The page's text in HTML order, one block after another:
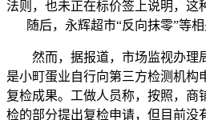
法则，也未正在标价签上说明，这
随后，永辉超市“反向抹零”等
然而，据报道，市场监视办理
是小町蛋业自行向第三方检测机构
复检成果。工做人员称，按照，商
检的部分提出复检申请，但目前没